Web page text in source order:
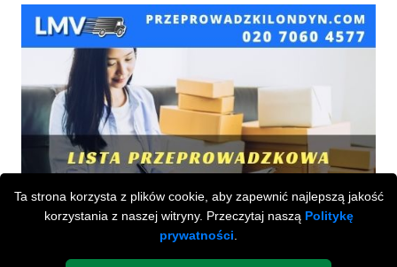
Ta strona korzysta z plików cookie, aby zapewnić najlepszą jakość
korzystania z naszej witryny. Przeczytaj naszą Politykę
prywatności